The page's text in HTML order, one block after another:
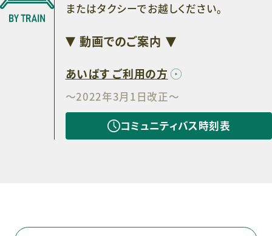
またはタクシーでお越しください。
動画でのご案内
あいばす ご利用の方
～2022年3月1日改正～
コミュニティバス時刻表